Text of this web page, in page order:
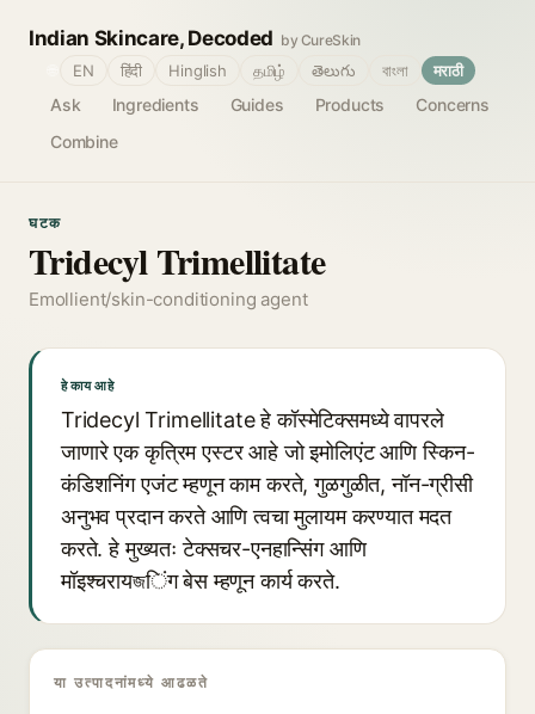
Indian Skincare, Decoded by CureSkin
Ask Ingredients Guides Products
Concerns
Combine
EN हिंदी Hinglish தமிழ் తెలుగు বাংলা मराठी
घटक
Tridecyl Trimellitate
Emollient/skin-conditioning agent
हे काय आहे
Tridecyl Trimellitate हे कॉस्मेटिक्समध्ये वापरले
जाणारे एक कृत्रिम एस्टर आहे जो इमोलिएंट आणि स्किन-
कंडिशनिंग एजंट म्हणून काम करते, गुळगुळीत, नॉन-ग्रीसी
अनुभव प्रदान करते आणि त्वचा मुलायम करण्यात मदत
करते. हे मुख्यतः टेक्सचर-एनहान्सिंग आणि
मॉइश्चरायজिंग बेस म्हणून कार्य करते.
या उत्पादनांमध्ये आढळते